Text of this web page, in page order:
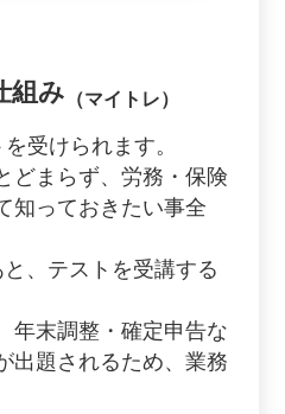
組み （マイトレ）
受けられます。
どまらず、労務・保険
知っておきたい事全
、テストを受講する
年末調整・確定申告な
出題されるため、業務